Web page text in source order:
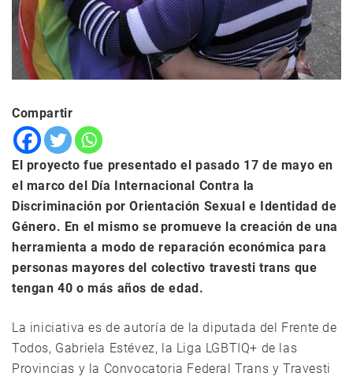
Compartir
El proyecto fue presentado el pasado 17 de mayo en
el marco del Día Internacional Contra la
Discriminación por Orientación Sexual e Identidad de
Género. En el mismo se promueve la creación de una
herramienta a modo de reparación económica para
personas mayores del colectivo travesti trans que
tengan 40 o más años de edad.
La iniciativa es de autoría de la diputada del Frente de
Todos, Gabriela Estévez, la Liga LGBTIQ+ de las
Provincias y la Convocatoria Federal Trans y Travesti